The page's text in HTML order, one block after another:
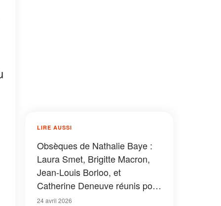
LIRE AUSSI
Obsèques de Nathalie Baye :
Laura Smet, Brigitte Macron,
Jean-Louis Borloo, et
Catherine Deneuve réunis pour
un dernier adieu
24 avril 2026